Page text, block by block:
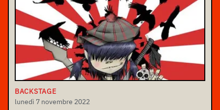
BACKSTAGE
lunedì 7 novembre 2022